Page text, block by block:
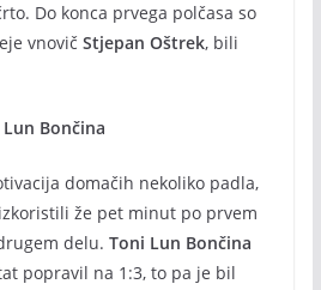
Do konca prvega polčasa so
vnovič Stjepan Oštrek, bili
Bončina
domačih nekoliko padla,
že pet minut po prvem
delu. Toni Lun Bončina
popravil na 1:3, to pa je bil